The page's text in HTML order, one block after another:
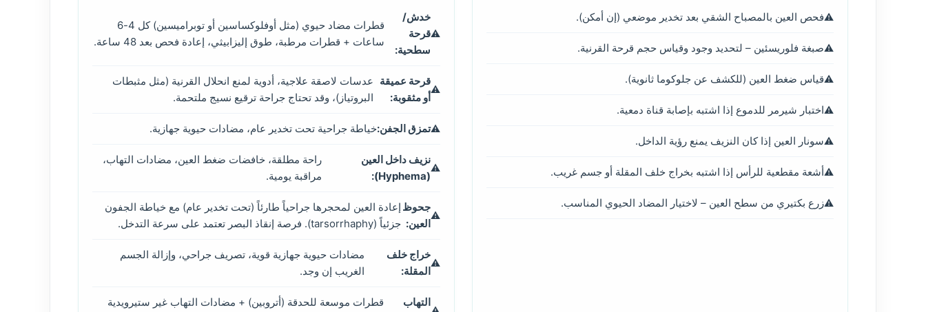
فحص العين بالمصباح الشقي بعد تخدير موضعي (إن أمكن).
صبغة فلوريسئين – لتحديد وجود وقياس حجم قرحة القرنية.
قياس ضغط العين (للكشف عن جلوكوما ثانوية).
اختبار شيرمر للدموع إذا اشتبه بإصابة قناة دمعية.
سونار العين إذا كان النزيف يمنع رؤية الداخل.
أشعة مقطعية للرأس إذا اشتبه بخراج خلف المقلة أو جسم غريب.
زرع بكتيري من سطح العين – لاختيار المضاد الحيوي المناسب.
خدش/
قرحة
سطحية:
قطرات مضاد حيوي (مثل أوفلوكساسين أو توبراميسين) كل 4-6
ساعات + قطرات مرطبة، طوق إليزابيثي، إعادة فحص بعد 48 ساعة.
قرحة عميقة
أو مثقوبة:
عدسات لاصقة علاجية، أدوية لمنع انحلال القرنية (مثل مثبطات
البروتياز)، وقد تحتاج جراحة ترقيع نسيج ملتحمة.
تمزق الجفن:خياطة جراحية تحت تخدير عام، مضادات حيوية جهازية.
نزيف داخل العين
(Hyphema):
راحة مطلقة، خافضات ضغط العين، مضادات التهاب،
مراقبة يومية.
جحوظ
العين:
إعادة العين لمحجرها جراحياً طارئاً (تحت تخدير عام) مع خياطة الجفون
جزئياً (tarsorrhaphy). فرصة إنقاذ البصر تعتمد على سرعة التدخل.
خراج خلف
المقلة:
مضادات حيوية جهازية قوية، تصريف جراحي، وإزالة الجسم
الغريب إن وجد.
التهاب قطرات موسعة للحدقة (أتروبين) + مضادات التهاب غير ستيرويدية